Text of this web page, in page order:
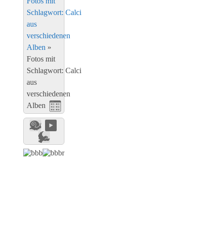
Schlagwort: Calci
aus
verschiedenen
Alben »
Fotos mit
Schlagwort: Calci
aus
verschiedenen
Alben